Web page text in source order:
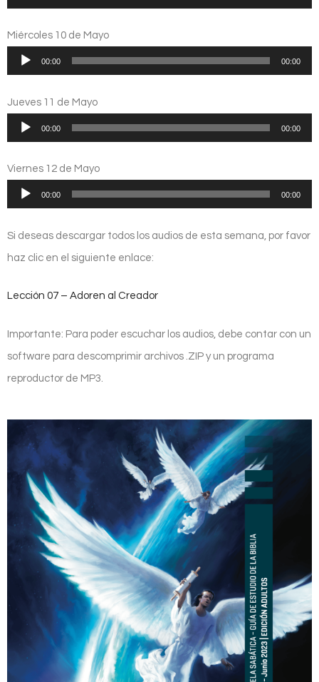
audio
Miércoles 10 de Mayo
Reproductor
audio
00:00 00:00
Jueves 11 de Mayo
Reproductor
audio
00:00 00:00
Viernes 12 de Mayo
Reproductor
audio
00:00 00:00
Si deseas descargar todos los audios de esta semana, por favor
haz clic en el siguiente enlace:
Lección 07 – Adoren al Creador
Importante: Para poder escuchar los audios, debe contar con un
software para descomprimir archivos .ZIP y un programa
reproductor de MP3.